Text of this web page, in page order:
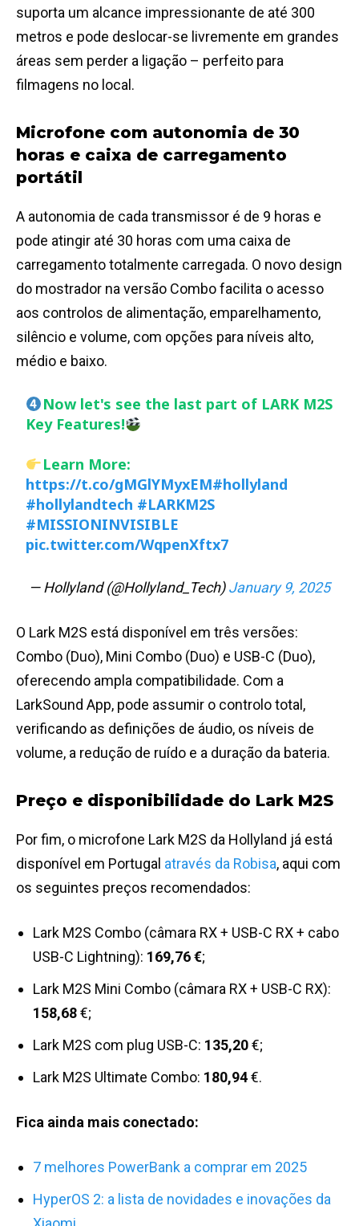
suporta um alcance impressionante de até 300
metros e pode deslocar-se livremente em grandes
áreas sem perder a ligação – perfeito para
filmagens no local.
Microfone com autonomia de 30
horas e caixa de carregamento
portátil
A autonomia de cada transmissor é de 9 horas e
pode atingir até 30 horas com uma caixa de
carregamento totalmente carregada. O novo design
do mostrador na versão Combo facilita o acesso
aos controlos de alimentação, emparelhamento,
silêncio e volume, com opções para níveis alto,
médio e baixo.
Now let's see the last part of LARK M2S
Key Features!
Learn More:
https://t.co/gMGlYMyxEM#hollyland
#hollylandtech #LARKM2S
#MISSIONINVISIBLE
pic.twitter.com/WqpenXftx7
— Hollyland (@Hollyland_Tech)January 9, 2025
O Lark M2S está disponível em três versões:
Combo (Duo), Mini Combo (Duo) e USB-C (Duo),
oferecendo ampla compatibilidade. Com a
LarkSound App, pode assumir o controlo total,
verificando as definições de áudio, os níveis de
volume, a redução de ruído e a duração da bateria.
Preço e disponibilidade do Lark M2S
Por fim, o microfone Lark M2S da Hollyland já está
disponível em Portugal através da Robisa, aqui com
os seguintes preços recomendados:
Lark M2S Combo (câmara RX + USB-C RX + cabo
USB-C Lightning): 169,76 €;
Lark M2S Mini Combo (câmara RX + USB-C RX):
158,68€;
Lark M2S com plug USB-C: 135,20€;
Lark M2S Ultimate Combo: 180,94€.
Fica ainda mais conectado:
7 melhores PowerBank a comprar em 2025
HyperOS 2: a lista de novidades e inovações da